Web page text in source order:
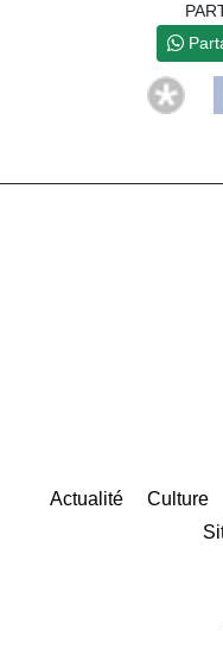
Actualité Culture